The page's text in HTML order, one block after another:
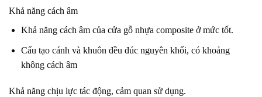
Khả năng cách âm
Khả năng cách âm của cửa gỗ nhựa composite ở mức tốt.
Cấu tạo cánh và khuôn đều đúc nguyên khối, có khoảng
không cách âm
Khả năng chịu lực tác động, cảm quan sử dụng.